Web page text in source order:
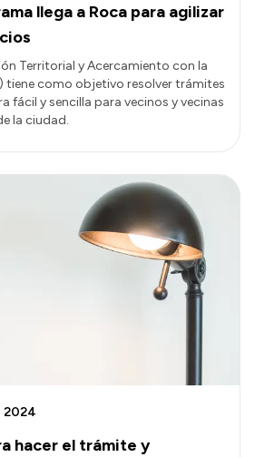
llega a Roca para agilizar
Territorial y Acercamiento con la
tiene como objetivo resolver trámites
fácil y sencilla para vecinos y vecinas
la ciudad.
hacer el trámite y
2024